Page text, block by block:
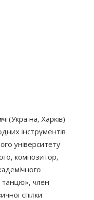
(Україна, Харків)
інструментів
університету
композитор,
танцю», член
спілки